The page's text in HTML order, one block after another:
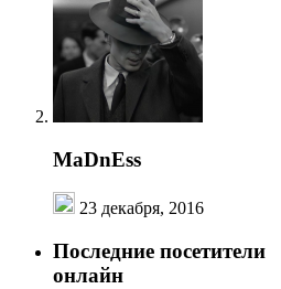
MaDnEss
23 декабря, 2016
Последние посетители
онлайн